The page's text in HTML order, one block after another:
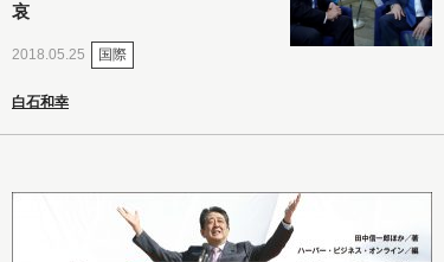
哀
2018.05.25 国際
白石和幸